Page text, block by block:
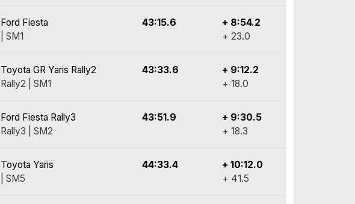
Ford Fiesta
| SM1
43:15.6
+ 8:54.2
+ 23.0
Toyota GR Yaris Rally2
Rally2 | SM1
43:33.6
+ 9:12.2
+ 18.0
Ford Fiesta Rally3
Rally3 | SM2
43:51.9
+ 9:30.5
+ 18.3
Toyota Yaris
| SM5
44:33.4
+ 10:12.0
+ 41.5